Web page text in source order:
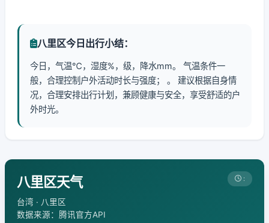
八里区今日出行小结：
今日，气温℃，湿度%，级，降水mm。 气温条件一
般，合理控制户外活动时长与强度； 。 建议根据自身情
况，合理安排出行计划，兼顾健康与安全，享受舒适的户
外时光。
八里区天气
台湾 · 八里区
数据来源：腾讯官方API
: